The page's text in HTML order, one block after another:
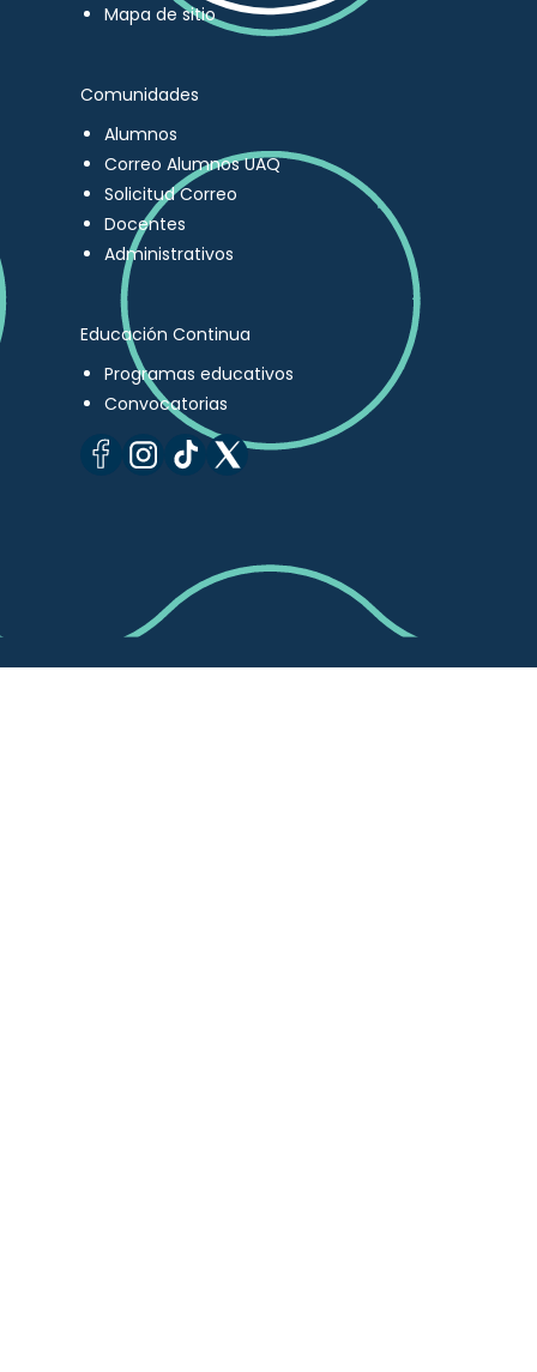
Mapa de sitio
Comunidades
Alumnos
Correo Alumnos UAQ
Solicitud Correo
Docentes
Administrativos
Educación Continua
Programas educativos
Convocatorias